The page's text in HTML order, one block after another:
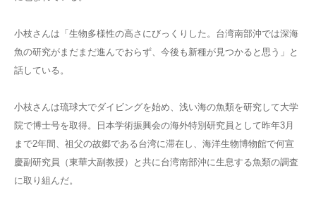
小枝さんは「生物多様性の高さにびっくりした。台湾南部沖では深海
魚の研究がまだまだ進んでおらず、今後も新種が見つかると思う」と
話している。
小枝さんは琉球大でダイビングを始め、浅い海の魚類を研究して大学
院で博士号を取得。日本学術振興会の海外特別研究員として昨年3月
まで2年間、祖父の故郷である台湾に滞在し、海洋生物博物館で何宣
慶副研究員（東華大副教授）と共に台湾南部沖に生息する魚類の調査
に取り組んだ。